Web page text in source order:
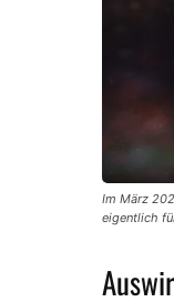
Im März
eigentlich